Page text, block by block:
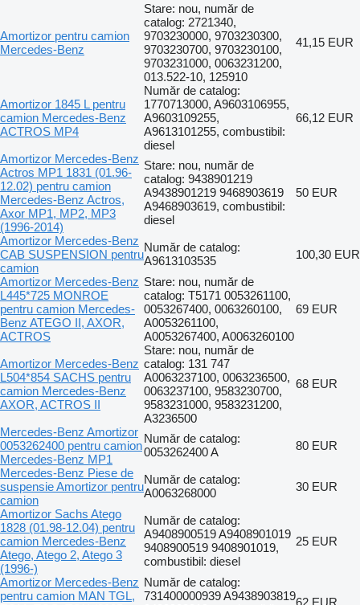
Amortizor pentru camion
Mercedes-Benz
Stare: nou, număr de
catalog: 2721340,
9703230000, 9703230300,
9703230700, 9703230100,
9703231000, 0063231200,
013.522-10, 125910
41,15 EUR
Amortizor 1845 L pentru
camion Mercedes-Benz
ACTROS MP4
Număr de catalog:
1770713000, A9603106955,
A9603109255,
A9613101255, combustibil:
diesel
66,12 EUR
Amortizor Mercedes-Benz
Actros MP1 1831 (01.96-
12.02) pentru camion
Mercedes-Benz Actros,
Axor MP1, MP2, MP3
(1996-2014)
Stare: nou, număr de
catalog: 9438901219
A9438901219 9468903619
A9468903619, combustibil:
diesel
50 EUR
Amortizor Mercedes-Benz
CAB SUSPENSION pentru
camion
Număr de catalog:
A9613103535
100,30 EUR
Amortizor Mercedes-Benz
L445*725 MONROE
pentru camion Mercedes-
Benz ATEGO II, AXOR,
ACTROS
Stare: nou, număr de
catalog: T5171 0053261100,
0053267400, 0063260100,
A0053261100,
A0053267400, A0063260100
69 EUR
Amortizor Mercedes-Benz
L504*854 SACHS pentru
camion Mercedes-Benz
AXOR, ACTROS II
Stare: nou, număr de
catalog: 131 747
A0063237100, 0063236500,
0063237100, 9583230700,
9583231000, 9583231200,
A3236500
68 EUR
Mercedes-Benz Amortizor
0053262400 pentru camion
Mercedes-Benz MP1
Număr de catalog:
0053262400 A
80 EUR
Mercedes-Benz Piese de
suspensie Amortizor pentru
camion
Număr de catalog:
A0063268000
30 EUR
Amortizor Sachs Atego
1828 (01.98-12.04) pentru
camion Mercedes-Benz
Atego, Atego 2, Atego 3
(1996-)
Număr de catalog:
A9408900519 A9408901019
9408900519 9408901019,
combustibil: diesel
25 EUR
Amortizor Mercedes-Benz
pentru camion MAN TGL,
Număr de catalog:
731400000939 A943890381962 EUR